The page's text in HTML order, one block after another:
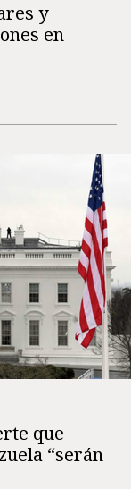
y
en
que
“serán